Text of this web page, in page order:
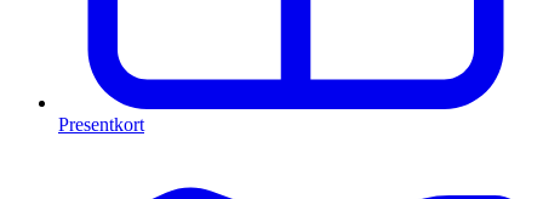
Presentkort